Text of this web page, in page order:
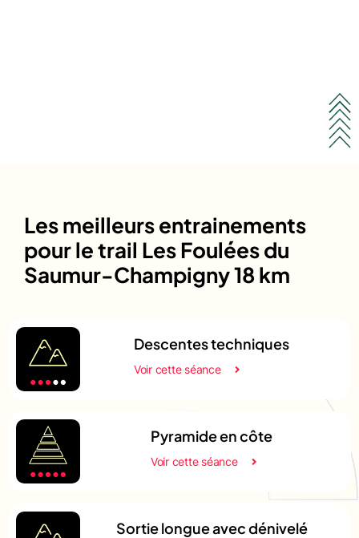
Les meilleurs entrainements
pour le trail Les Foulées du
Saumur-Champigny 18 km
Descentes techniques
Voir cette séance
Pyramide en côte
Voir cette séance
Sortie longue avec dénivelé